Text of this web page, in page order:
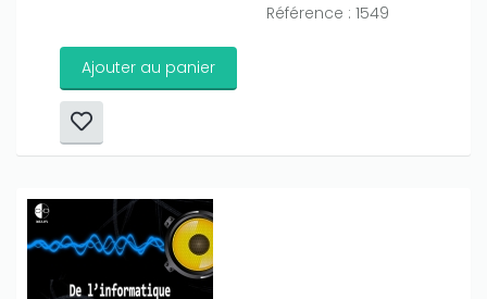
Référence : 1549
Ajouter au panier